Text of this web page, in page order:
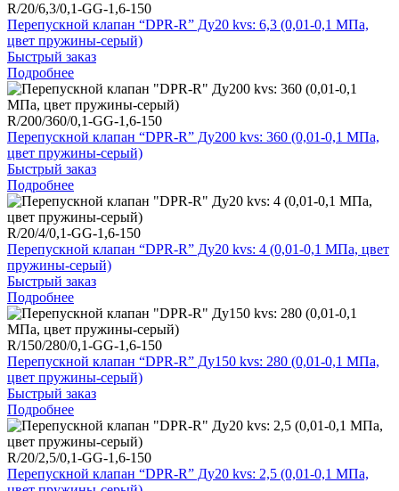
R/20/6,3/0,1-GG-1,6-150
Перепускной клапан “DPR-R” Ду20 kvs: 6,3 (0,01-0,1 МПа,
цвет пружины-серый)
Быстрый заказ
Подробнее
R/200/360/0,1-GG-1,6-150
Перепускной клапан “DPR-R” Ду200 kvs: 360 (0,01-0,1 МПа,
цвет пружины-серый)
Быстрый заказ
Подробнее
R/20/4/0,1-GG-1,6-150
Перепускной клапан “DPR-R” Ду20 kvs: 4 (0,01-0,1 МПа, цвет
пружины-серый)
Быстрый заказ
Подробнее
R/150/280/0,1-GG-1,6-150
Перепускной клапан “DPR-R” Ду150 kvs: 280 (0,01-0,1 МПа,
цвет пружины-серый)
Быстрый заказ
Подробнее
R/20/2,5/0,1-GG-1,6-150
Перепускной клапан “DPR-R” Ду20 kvs: 2,5 (0,01-0,1 МПа,